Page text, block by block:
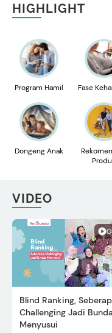
HIGHLIGHT
Program Hamil Fase
Dongeng Anak
VIDEO
Blind Ranking,
Challenging Jadi Bunda
Menyusui